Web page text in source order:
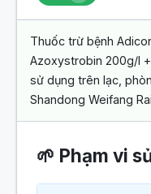
Thuốc trừ bệnh
Azoxystrobin 200g/l
sử dụng trên lạc,
Shandong Weifang
🌱 Phạm vi